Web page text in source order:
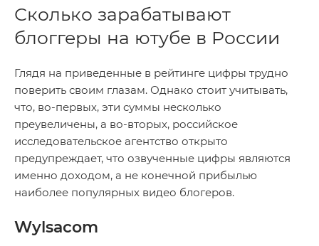
Сколько зарабатывают
блоггеры на ютубе в России
Глядя на приведенные в рейтинге цифры трудно
поверить своим глазам. Однако стоит учитывать,
что, во-первых, эти суммы несколько
преувеличены, а во-вторых, российское
исследовательское агентство открыто
предупреждает, что озвученные цифры являются
именно доходом, а не конечной прибылью
наиболее популярных видео блогеров.
Wylsacom